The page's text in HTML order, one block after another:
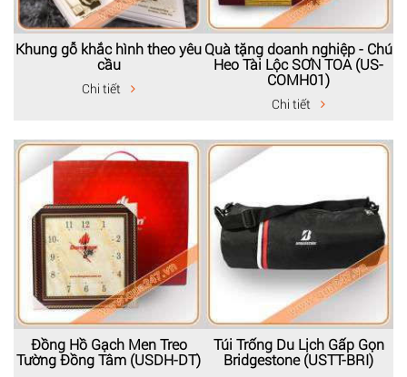
Khung gỗ khắc hình theo yêu
cầu
Chi tiết
Quà tặng doanh nghiệp - Chú
Heo Tài Lộc SƠN TOA (US-
COMH01)
Chi tiết
Đồng Hồ Gạch Men Treo
Tường Đồng Tâm (USDH-DT)
Túi Trống Du Lịch Gấp Gọn
Bridgestone (USTT-BRI)